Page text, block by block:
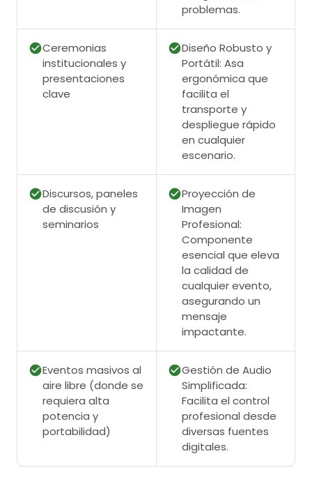
problemas.
Ceremonias
institucionales y
presentaciones
clave
Diseño Robusto y
Portátil: Asa
ergonómica que
facilita el
transporte y
despliegue rápido
en cualquier
escenario.
Discursos, paneles
de discusión y
seminarios
Proyección de
Imagen
Profesional:
Componente
esencial que eleva
la calidad de
cualquier evento,
asegurando un
mensaje
impactante.
Eventos masivos al
aire libre (donde se
requiera alta
potencia y
portabilidad)
Gestión de Audio
Simplificada:
Facilita el control
profesional desde
diversas fuentes
digitales.